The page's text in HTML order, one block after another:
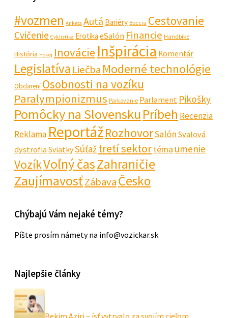
#vozmen Anketa Autá Bariéry Boccia Cestovanie
Cvičenie Cyklistika Erotika eSalón Financie Handbike
História Hokej Inovácie Inšpirácia Komentár
Legislatíva Liečba Moderné technológie
Obdarení Osobnosti na vozíku
Paralympionizmus Parkovanie Parlament Pikošky
Pomôcky na SlovenskuPríbeh Recenzia
Reklama ReportážRozhovorSalón Svalová
dystrofiaSviatkySúťažtretí sektortéma umenie
VozíkVoľný časZahraničie
ZaujímavosťZábavaČesko
Chýbajú Vám nejaké témy?
Píšte prosím námety na info@vozickar.sk
Najlepšie články